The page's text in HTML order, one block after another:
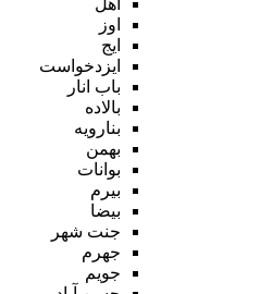
اوز
ایج
ایزدخواست
باب انار
بالاده
بنارویه
بهمن
بوانات
بیرم
بیضا
جنت شهر
جهرم
جویم